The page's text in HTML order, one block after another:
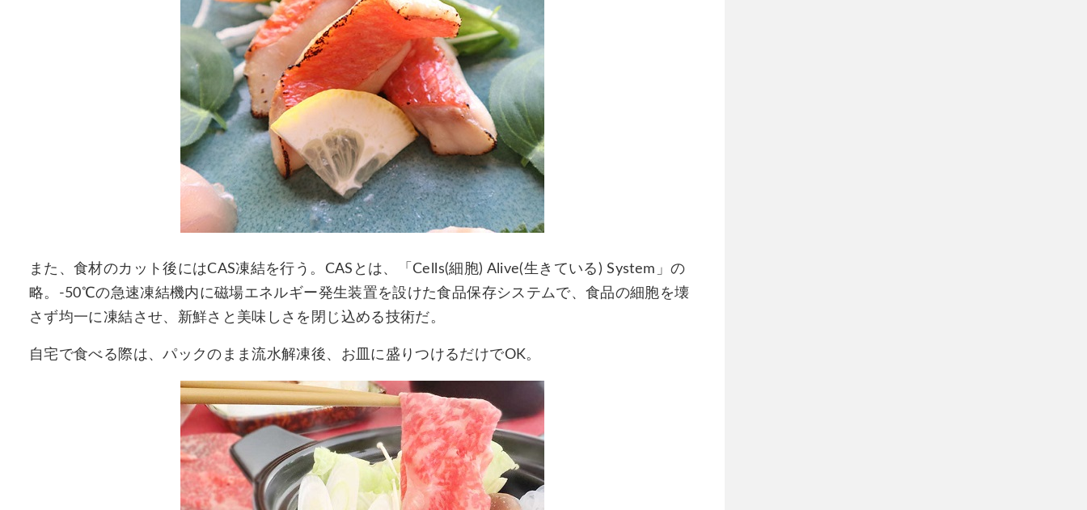
また、食材のカット後にはCAS凍結を行う。CASとは、「Cells(細胞) Alive(生きている) System」の
略。-50℃の急速凍結機内に磁場エネルギー発生装置を設けた食品保存システムで、食品の細胞を壊
さず均一に凍結させ、新鮮さと美味しさを閉じ込める技術だ。
自宅で食べる際は、パックのまま流水解凍後、お皿に盛りつけるだけでOK。